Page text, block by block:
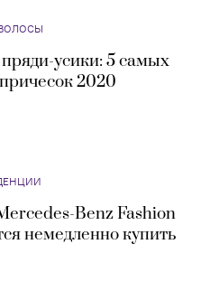
усики: 5 самых
2020
Benz Fashion
немедленно купить